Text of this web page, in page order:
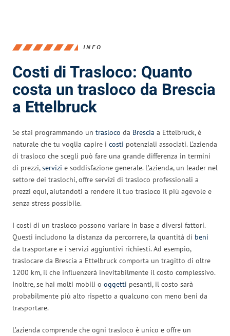
INFO
Costi di Trasloco: Quanto
costa un trasloco da Brescia
a Ettelbruck
Se stai programmando un trasloco da Brescia a Ettelbruck, è
naturale che tu voglia capire i costi potenziali associati. L’azienda
di trasloco che scegli può fare una grande differenza in termini
di prezzi,servizi e soddisfazione generale. L’azienda, un leader nel
settore dei traslochi, offre servizi di trasloco professionali a
prezzi equi, aiutandoti a rendere il tuo trasloco il più agevole e
senza stress possibile.
I costi di un trasloco possono variare in base a diversi fattori.
Questi includono la distanza da percorrere, la quantità di beni
da trasportare e i servizi aggiuntivi richiesti. Ad esempio,
traslocare da Brescia a Ettelbruck comporta un tragitto di oltre
1200 km, il che influenzerà inevitabilmente il costo complessivo.
Inoltre, se hai molti mobili o oggetti pesanti, il costo sarà
probabilmente più alto rispetto a qualcuno con meno beni da
trasportare.
L’azienda comprende che ogni trasloco è unico e offre un